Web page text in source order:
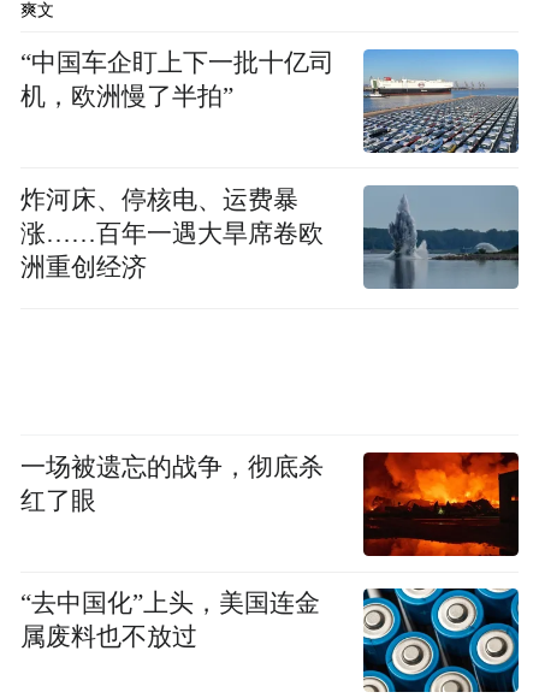
爽文
“中国车企盯上下一批十亿司
机，欧洲慢了半拍”
炸河床、停核电、运费暴
涨……百年一遇大旱席卷欧
洲重创经济
一场被遗忘的战争，彻底杀
红了眼
“去中国化”上头，美国连金
属废料也不放过